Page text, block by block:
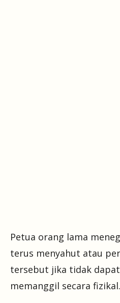
Petua orang lama
terus menyahut atau
tersebut jika tidak
memanggil secara fizikal.